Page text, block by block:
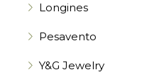
Longines
Pesavento
Y&G Jewelry